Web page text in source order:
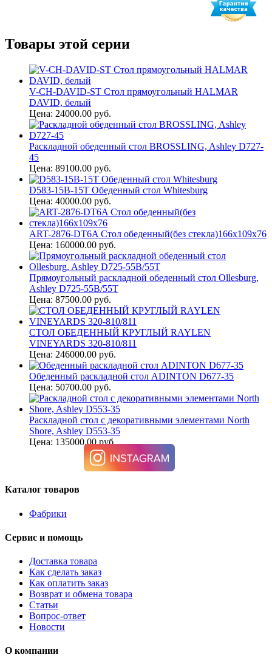
Товары этой серии
V-CH-DAVID-ST Стол прямоугольный HALMAR
DAVID, белый
Цена: 24000.00 руб.
Раскладной обеденный стол BROSSLING, Ashley D727-
45
Цена: 89100.00 руб.
D583-15B-15T Обеденный стол Whitesburg
Цена: 40000.00 руб.
ART-2876-DT6A Стол обеденный(без стекла)166х109х76
Цена: 160000.00 руб.
Прямоугольный раскладной обеденный стол Ollesburg,
Ashley D725-55B/55T
Цена: 87500.00 руб.
СТОЛ ОБЕДЕННЫЙ КРУГЛЫЙ RAYLEN
VINEYARDS 320-810/811
Цена: 246000.00 руб.
Обеденный раскладной стол ADINTON D677-35
Цена: 50700.00 руб.
Раскладной стол с декоративными элементами North
Shore, Ashley D553-35
Цена: 135000.00 руб.
Каталог товаров
Фабрики
Сервис и помощь
Доставка товара
Как сделать заказ
Как оплатить заказ
Возврат и обмена товара
Статьи
Вопрос-ответ
Новости
О компании